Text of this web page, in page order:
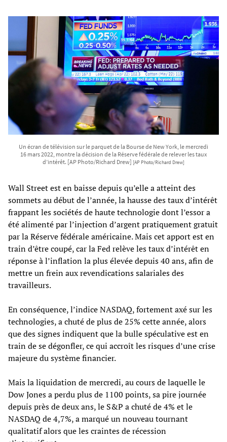
Un écran de télévision sur le parquet de la Bourse de New York, le mercredi
16 mars 2022, montre la décision de la Réserve fédérale de relever les taux
d’intérêt. [AP Photo/Richard Drew] [AP Photo/Richard Drew]
Wall Street est en baisse depuis qu’elle a atteint des
sommets au début de l’année, la hausse des taux d’intérêt
frappant les sociétés de haute technologie dont l’essor a
été alimenté par l’injection d’argent pratiquement gratuit
par la Réserve fédérale américaine. Mais cet apport est en
train d’être coupé, car la Fed relève les taux d’intérêt en
réponse à l’inflation la plus élevée depuis 40 ans, afin de
mettre un frein aux revendications salariales des
travailleurs.
En conséquence, l’indice NASDAQ, fortement axé sur les
technologies, a chuté de plus de 25% cette année, alors
que des signes indiquent que la bulle spéculative est en
train de se dégonfler, ce qui accroît les risques d’une crise
majeure du système financier.
Mais la liquidation de mercredi, au cours de laquelle le
Dow Jones a perdu plus de 1100 points, sa pire journée
depuis près de deux ans, le S&P a chuté de 4% et le
NASDAQ de 4,7%, a marqué un nouveau tournant
qualitatif alors que les craintes de récession